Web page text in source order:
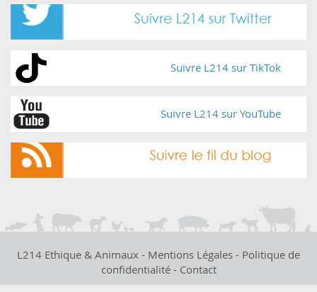
Suivre L214 sur TikTok
Suivre L214 sur YouTube
L214 Ethique & Animaux - Mentions Légales - Politique de
confidentialité- Contact